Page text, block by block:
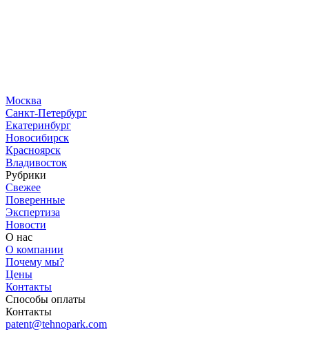
Москва
Санкт-Петербург
Екатеринбург
Новосибирск
Красноярск
Владивосток
Рубрики
Свежее
Поверенные
Экспертиза
Новости
О нас
О компании
Почему мы?
Цены
Контакты
Способы оплаты
Контакты
patent@tehnopark.com